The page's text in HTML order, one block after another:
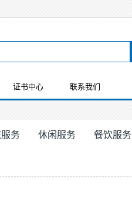
证书中心 联系我们
务 休闲服务 餐饮服务